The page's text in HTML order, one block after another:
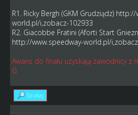
R1. Ricky Bergh (GKM Grudziądz) http://
world.pl/i,zobacz-102933
R2. Giacobbe Fratini (Aforti Start
http://www.speedway-world.pl/
Awans do finału uzyskają zawodnicy z
G
Szukaj